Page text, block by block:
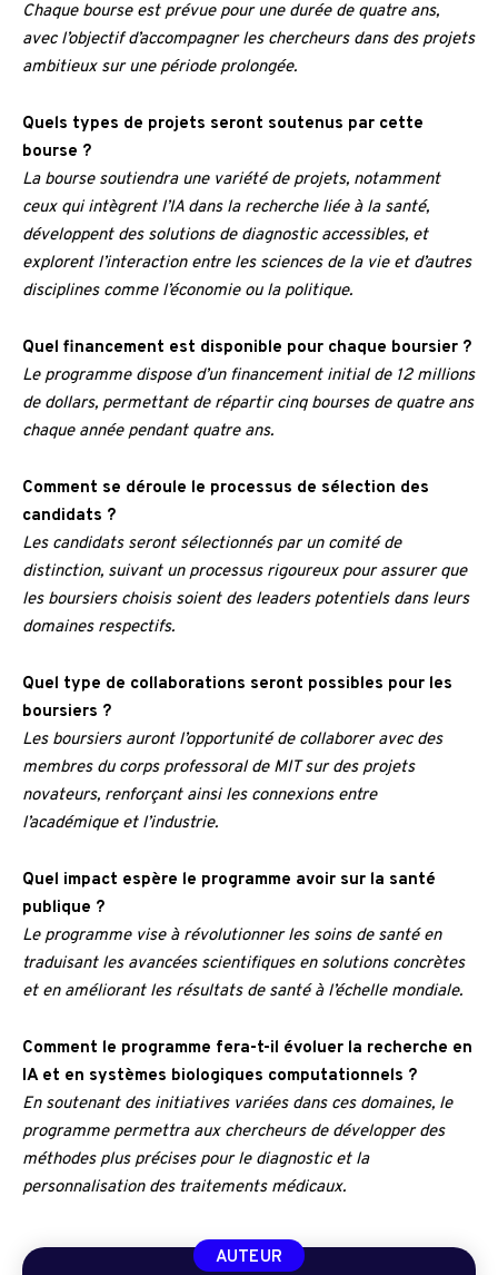
Chaque bourse est prévue pour une durée de quatre ans,
avec l’objectif d’accompagner les chercheurs dans des projets
ambitieux sur une période prolongée.
Quels types de projets seront soutenus par cette
bourse ?
La bourse soutiendra une variété de projets, notamment
ceux qui intègrent l’IA dans la recherche liée à la santé,
développent des solutions de diagnostic accessibles, et
explorent l’interaction entre les sciences de la vie et d’autres
disciplines comme l’économie ou la politique.
Quel financement est disponible pour chaque boursier ?
Le programme dispose d’un financement initial de 12 millions
de dollars, permettant de répartir cinq bourses de quatre ans
chaque année pendant quatre ans.
Comment se déroule le processus de sélection des
candidats ?
Les candidats seront sélectionnés par un comité de
distinction, suivant un processus rigoureux pour assurer que
les boursiers choisis soient des leaders potentiels dans leurs
domaines respectifs.
Quel type de collaborations seront possibles pour les
boursiers ?
Les boursiers auront l’opportunité de collaborer avec des
membres du corps professoral de MIT sur des projets
novateurs, renforçant ainsi les connexions entre
l’académique et l’industrie.
Quel impact espère le programme avoir sur la santé
publique ?
Le programme vise à révolutionner les soins de santé en
traduisant les avancées scientifiques en solutions concrètes
et en améliorant les résultats de santé à l’échelle mondiale.
Comment le programme fera-t-il évoluer la recherche en
IA et en systèmes biologiques computationnels ?
En soutenant des initiatives variées dans ces domaines, le
programme permettra aux chercheurs de développer des
méthodes plus précises pour le diagnostic et la
personnalisation des traitements médicaux.
AUTEUR